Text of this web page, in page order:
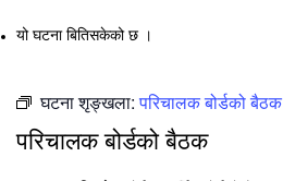
यो घटना बितिसकेको छ ।
घटना शृङ्खला:परिचालक बोर्डको बैठक
परिचालक बोर्डको बैठक